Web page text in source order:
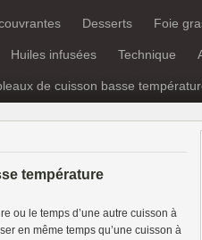
Desserts Foie
Huiles infusées Technique
de cuisson basse
température
ou le temps d’une autre cuisson à
en même temps qu’une cuisson à